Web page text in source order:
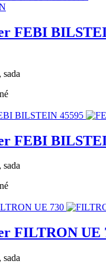
FEBI
FEBI
FILTRON UE